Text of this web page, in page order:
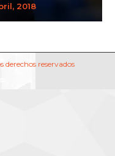
2018
derechos reservados